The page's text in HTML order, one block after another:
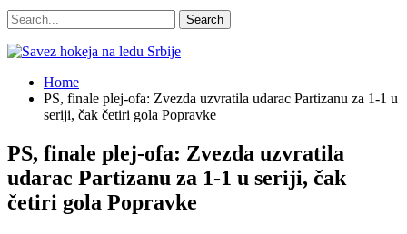
Home
PS, finale plej-ofa: Zvezda uzvratila udarac Partizanu za 1-1 u
seriji, čak četiri gola Popravke
PS, finale plej-ofa: Zvezda uzvratila
udarac Partizanu za 1-1 u seriji, čak
četiri gola Popravke